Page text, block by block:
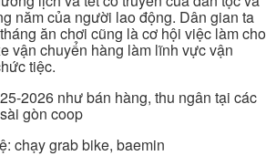
năm của người lao động. Dân gian ta
ăn chơi cũng là cơ hội việc làm cho
vận chuyển hàng làm lĩnh vực vận
tiệc.
2026 như bán hàng, thu ngân tại các
gòn coop
chạy grab bike, baemin